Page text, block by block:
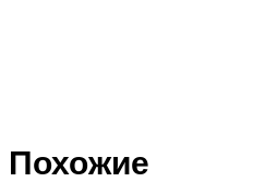
Похожие